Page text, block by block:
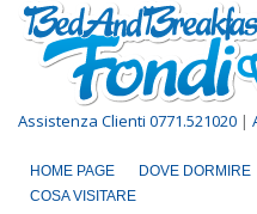
Assistenza Clienti 0771.521020 |
HOME PAGE DOVE DORMIRE
COSA VISITARE